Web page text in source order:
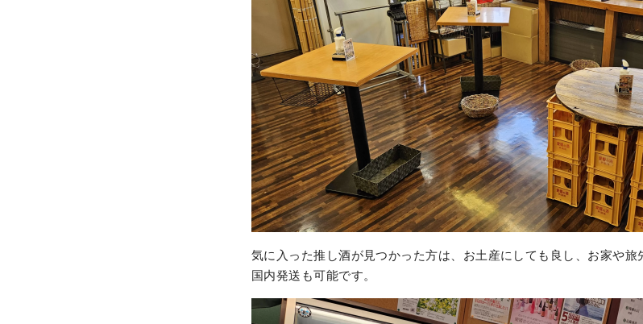
気に入った推し酒が見つかった方は、お土産にしても良し、お家や旅
国内発送も可能です。